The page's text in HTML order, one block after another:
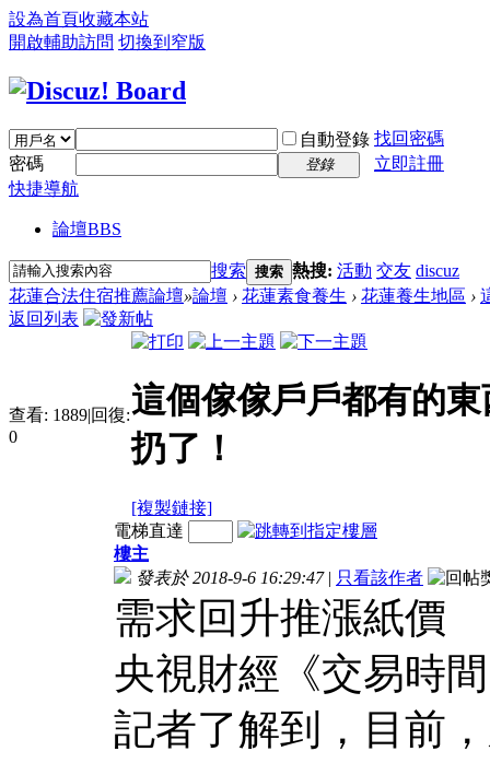
設為首頁收藏本站
開啟輔助訪問 切換到窄版
自動登錄 找回密碼
密碼
登錄
立即註冊
快捷導航
論壇BBS
搜索 搜索 熱搜: 活動 交友 discuz
花蓮合法住宿推薦論壇»論壇 › 花蓮素食養生 › 花蓮養生地區 ›
返回列表
查看: 1889|回復:
0
這個傢傢戶戶都有的
扔了！
[複製鏈接]
電梯直達
樓主
發表於 2018-9-6 16:29:47 | 只看該作者
需求回升推漲紙價
央視財經《交易時
記者了解到，目前